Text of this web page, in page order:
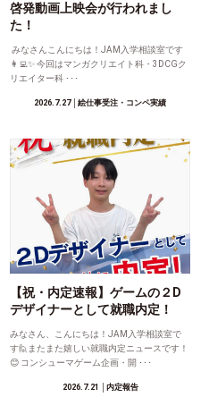
啓発動画上映会が行われまし
た！
みなさんこんにちは！JAM入学相談室です
👩‍💻✨ 今回はマンガクリエイト科・3DCGク
リエイター科 ･･･
2026.7.27│絵仕事受注・コンペ実績
【祝・内定速報】ゲームの２D
デザイナーとして就職内定！
みなさん、こんにちは！JAM入学相談室で
す🙋またまた嬉しい就職内定ニュースです！
😊 コンシューマゲーム企画・開 ･･･
2026.7.21 │内定報告